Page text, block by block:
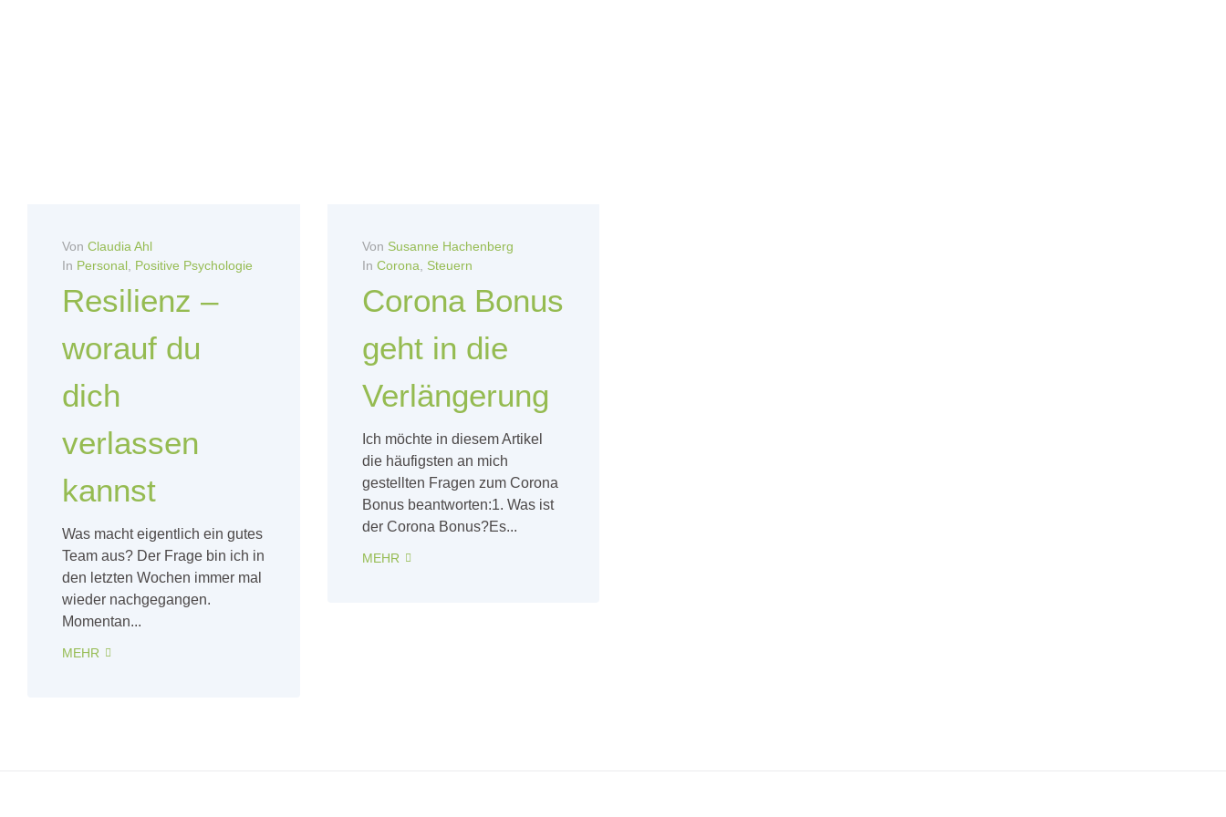
Von Claudia Ahl
In Personal Positive Psychologie
Resilienz –
worauf du
dich
verlassen
kannst
Was macht eigentlich ein gutes
Team aus? Der Frage bin ich in
den letzten Wochen immer mal
wieder nachgegangen.
Momentan...
MEHR
Von Susanne Hachenberg
In Corona Steuern
Corona Bonus
geht in die
Verlängerung
Ich möchte in diesem Artikel
die häufigsten an mich
gestellten Fragen zum Corona
Bonus beantworten:1. Was ist
der Corona Bonus?Es...
MEHR